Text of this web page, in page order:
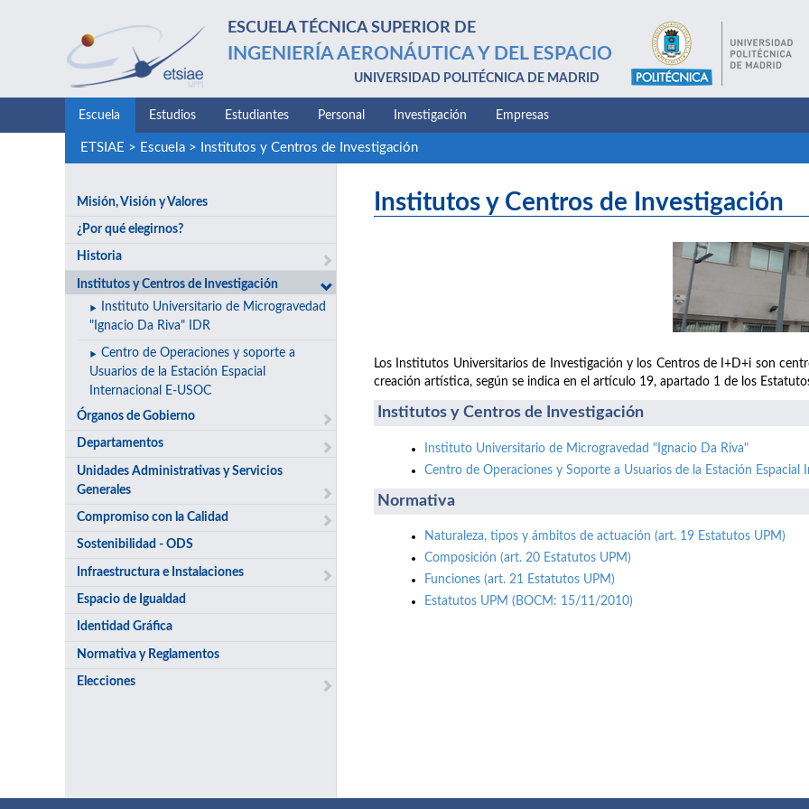
ESCUELA TÉCNICA SUPERIOR DE
INGENIERÍA AERONÁUTICA Y DEL ESPACIO
UNIVERSIDAD POLITÉCNICA DE MADRID
Escuela Estudios Estudiantes Personal Investigación Empresas
ETSIAE > Escuela> Institutos y Centros de Investigación
Misión, Visión y Valores
¿Por qué elegirnos?
Historia
Institutos y Centros de Investigación
Instituto Universitario de Microgravedad
"Ignacio Da Riva" IDR
Centro de Operaciones y soporte a
Usuarios de la Estación Espacial
Internacional E-USOC
Órganos de Gobierno
Departamentos
Unidades Administrativas y Servicios
Generales
Compromiso con la Calidad
Sostenibilidad - ODS
Infraestructura e Instalaciones
Espacio de Igualdad
Identidad Gráfica
Normativa y Reglamentos
Elecciones
Institutos y Centros de Investigación
Los Institutos Universitarios de Investigación y los Centros de I+D+i son
creación artística, según se indica en el artículo 19, apartado 1 de los
Institutos y Centros de Investigación
Instituto Universitario de Microgravedad "Ignacio Da Riva"
Centro de Operaciones y Soporte a Usuarios de la Estación Espacial
Normativa
Naturaleza, tipos y ámbitos de actuación (art. 19 Estatutos UPM)
Composición (art. 20 Estatutos UPM)
Funciones (art. 21 Estatutos UPM)
Estatutos UPM (BOCM: 15/11/2010)